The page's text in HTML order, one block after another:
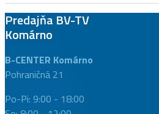
Predajňa BV-TV
Komárno
B-CENTER Komárno
Pohraničná 21
Po-Pi: 9:00 - 18:00